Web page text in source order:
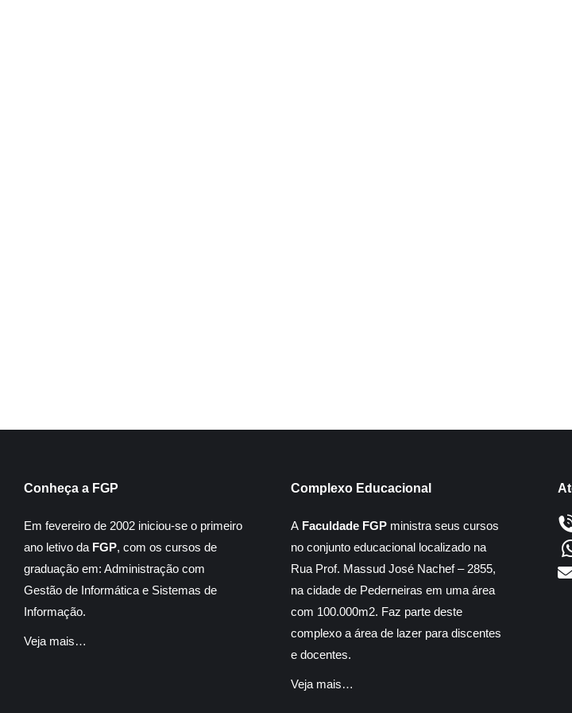
Conheça a FGP
Em fevereiro de 2002 iniciou-se o primeiro
ano letivo da FGP, com os cursos de
graduação em: Administração com
Gestão de Informática e Sistemas de
Informação.
Veja mais…
Complexo Educacional
A Faculdade FGP ministra seus cursos
no conjunto educacional localizado na
Rua Prof. Massud José Nachef – 2855,
na cidade de Pederneiras em uma área
com 100.000m2. Faz parte deste
complexo a área de lazer para discentes
e docentes.
Veja mais…